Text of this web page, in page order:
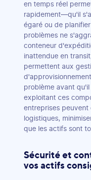
en temps réel
rapidement—qu'il
égaré ou de
problèmes ne
conteneur
inattendue en
permettent aux
problème avant
exploitant ces
entreprises peuvent
logistiques,
que les actifs sont
Sécurité et
vos actifs